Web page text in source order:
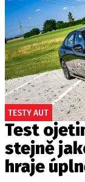
TESTY AUT
Test
stejně
hraje